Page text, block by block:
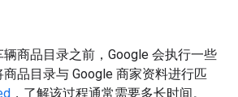
商品目录之前，Google 会执行一些
品目录与 Google 商家资料进行匹
，了解该过程通常需要多长时间。